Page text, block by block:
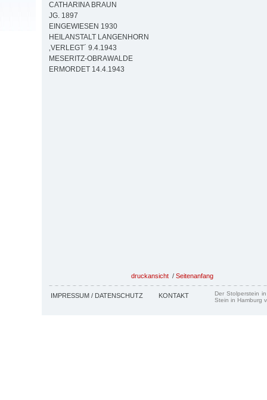
CATHARINA BRAUN
JG. 1897
EINGEWIESEN 1930
HEILANSTALT LANGENHORN
‚VERLEGT´ 9.4.1943
MESERITZ-OBRAWALDE
ERMORDET 14.4.1943
druckansicht / Seitenanfang
IMPRESSUM / DATENSCHUTZ KONTAKT
Der Stolperstein
Stein in Hamburg